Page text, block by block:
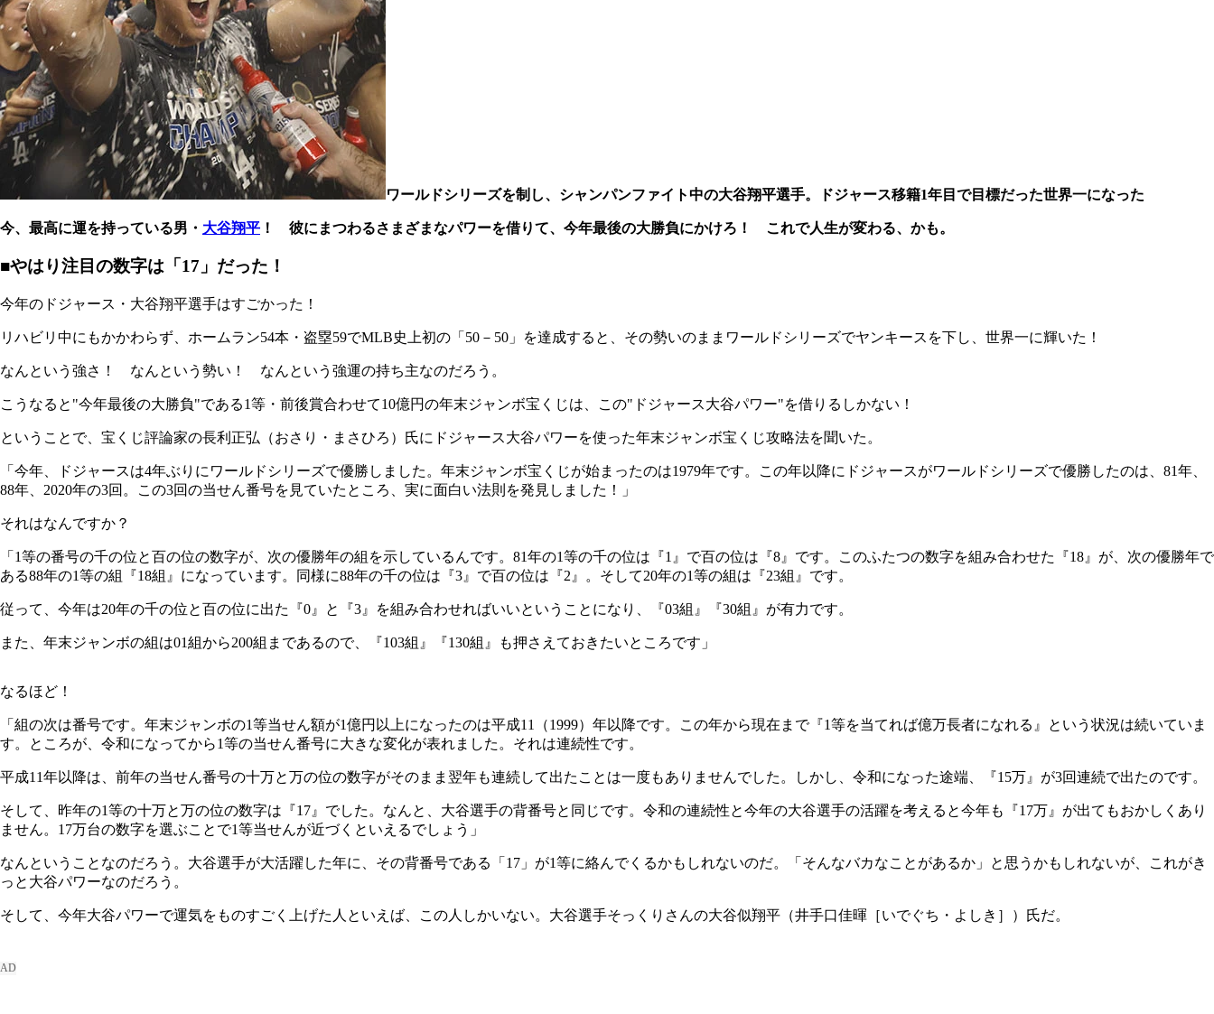
ワールドシリーズを制し、シャンパンファイト中の大谷翔平選手。ドジャース移籍1年目で目標だった世界一になった
今、最高に運を持っている男・ 大谷翔平 ！ 彼にまつわるさまざまなパワーを借りて、今年最後の大勝負にかけろ！ これで人生が変わる、かも。
■やはり注目の数字は「17」だった！
今年のドジャース・大谷翔平選手はすごかった！
リハビリ中にもかかわらず、ホームラン54本・盗塁59でMLB史上初の「50－50」を達成すると、その勢いのままワールドシリーズでヤンキースを下し、世界一に輝いた！
なんという強さ！ なんという勢い！ なんという強運の持ち主なのだろう。
こうなると"今年最後の大勝負"である1等・前後賞合わせて10億円の年末ジャンボ宝くじは、この"ドジャース大谷パワー"を借りるしかない！
ということで、宝くじ評論家の長利正弘（おさり・まさひろ）氏にドジャース大谷パワーを使った年末ジャンボ宝くじ攻略法を聞いた。
「今年、ドジャースは4年ぶりにワールドシリーズで優勝しました。年末ジャンボ宝くじが始まったのは1979年です。この年以降にドジャースがワールドシリーズで優勝したのは、81年、
88年、2020年の3回。この3回の当せん番号を見ていたところ、実に面白い法則を発見しました！」
それはなんですか？
「1等の番号の千の位と百の位の数字が、次の優勝年の組を示しているんです。81年の1等の千の位は『1』で百の位は『8』です。このふたつの数字を組み合わせた『18』が、次の優勝年で
ある88年の1等の組『18組』になっています。同様に88年の千の位は『3』で百の位は『2』。そして20年の1等の組は『23組』です。
従って、今年は20年の千の位と百の位に出た『0』と『3』を組み合わせればいいということになり、『03組』『30組』が有力です。
また、年末ジャンボの組は01組から200組まであるので、『103組』『130組』も押さえておきたいところです」
なるほど！
「組の次は番号です。年末ジャンボの1等当せん額が1億円以上になったのは平成11（1999）年以降です。この年から現在まで『1等を当てれば億万長者になれる』という状況は続いていま
す。ところが、令和になってから1等の当せん番号に大きな変化が表れました。それは連続性です。
平成11年以降は、前年の当せん番号の十万と万の位の数字がそのまま翌年も連続して出たことは一度もありませんでした。しかし、令和になった途端、『15万』が3回連続で出たのです。
そして、昨年の1等の十万と万の位の数字は『17』でした。なんと、大谷選手の背番号と同じです。令和の連続性と今年の大谷選手の活躍を考えると今年も『17万』が出てもおかしくあり
ません。17万台の数字を選ぶことで1等当せんが近づくといえるでしょう」
なんということなのだろう。大谷選手が大活躍した年に、その背番号である「17」が1等に絡んでくるかもしれないのだ。「そんなバカなことがあるか」と思うかもしれないが、これがき
っと大谷パワーなのだろう。
そして、今年大谷パワーで運気をものすごく上げた人といえば、この人しかいない。大谷選手そっくりさんの大谷似翔平（井手口佳暉［いでぐち・よしき］）氏だ。